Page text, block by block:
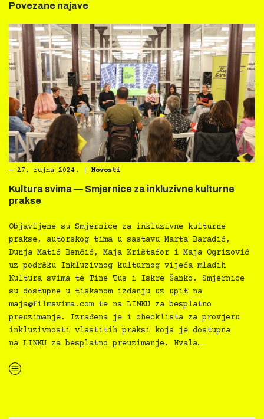
Povezane najave
― 27. rujna 2024. Novosti
Kultura svima — Smjernice za inkluzivne kulturne
prakse
Objavljene su Smjernice za inkluzivne kulturne
prakse, autorskog tima u sastavu Marta Baradić,
Dunja Matić Benčić, Maja Krištafor i Maja Ogrizović
uz podršku Inkluzivnog kulturnog vijeća mladih
Kultura svima te Tine Tus i Iskre Šanko. Smjernice
su dostupne u tiskanom izdanju uz upit na
maja@filmsvima.comte na LINKU za besplatno
preuzimanje. Izrađena je i checklista za provjeru
inkluzivnosti vlastitih praksi koja je dostupna
na LINKU za besplatno preuzimanje. Hvala…
“Kultura svima — Smjernice za inkluzivne kulturne prakse”